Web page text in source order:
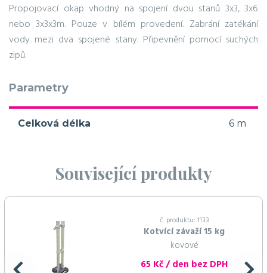
Propojovací okap vhodný na spojení dvou stanů 3x3, 3x6
nebo 3x3x3m. Pouze v bílém provedení. Zabrání zatékání
vody mezi dva spojené stany. Připevnění pomocí suchých
zipů.
Parametry
Celková délka 6 m
Související produkty
č. produktu: 1133
Kotvící závaží 15 kg
kovové
65 Kč / den bez DPH